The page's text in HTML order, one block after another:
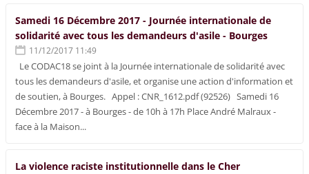
Samedi 16 Décembre 2017 - Journée internationale de
solidarité avec tous les demandeurs d'asile - Bourges
11/12/2017 11:49
Le CODAC18 se joint à la Journée internationale de solidarité avec
tous les demandeurs d'asile, et organise une action d'information et
de soutien, à Bourges. Appel : CNR_1612.pdf (92526) Samedi 16
Décembre 2017 - à Bourges - de 10h à 17h Place André Malraux -
face à la Maison...
La violence raciste institutionnelle dans le Cher